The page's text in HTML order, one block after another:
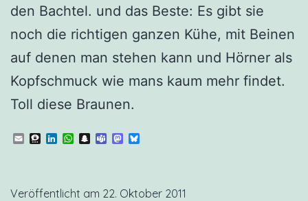
den Bachtel. und das Beste: Es gibt sie
noch die richtigen ganzen Kühe, mit Beinen
auf denen man stehen kann und Hörner als
Kopfschmuck wie mans kaum mehr findet.
Toll diese Braunen.
EmailThreema
LinkedIn
WhatsApp
Snapchat
TeamsMastodon
Veröffentlicht am 22. Oktober 2011